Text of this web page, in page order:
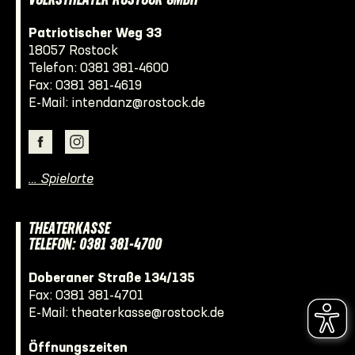
Patriotischer Weg 33
18057 Rostock
Telefon: 0381 381-4600
Fax: 0381 381-4619
E-Mail: intendanz@rostock.de
… Spielorte
THEATERKASSE
TELEFON: 0381 381-4700
Doberaner Straße 134/135
Fax: 0381 381-4701
E-Mail: theaterkasse@rostock.de
Öffnungszeiten